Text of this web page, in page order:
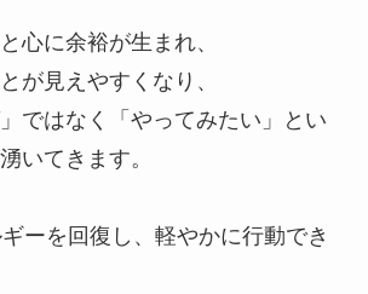
心に余裕が生まれ、
が見えやすくなり、
」ではなく「やってみたい」とい
いてきます。
ーを回復し、軽やかに行動でき